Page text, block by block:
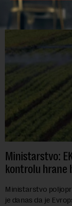
Ministarstvo:
kontrolu hrane
Ministarstvo
je danas da je